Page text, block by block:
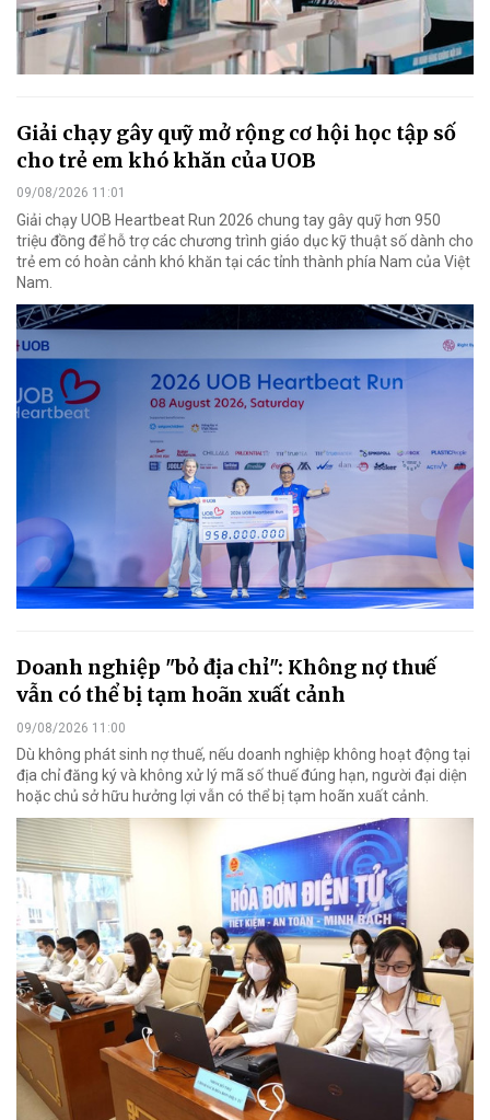
Giải chạy gây quỹ mở rộng cơ hội học tập số
cho trẻ em khó khăn của UOB
09/08/2026 11:01
Giải chạy UOB Heartbeat Run 2026 chung tay gây quỹ hơn 950
triệu đồng để hỗ trợ các chương trình giáo dục kỹ thuật số dành cho
trẻ em có hoàn cảnh khó khăn tại các tỉnh thành phía Nam của Việt
Nam.
Doanh nghiệp "bỏ địa chỉ": Không nợ thuế
vẫn có thể bị tạm hoãn xuất cảnh
09/08/2026 11:00
Dù không phát sinh nợ thuế, nếu doanh nghiệp không hoạt động tại
địa chỉ đăng ký và không xử lý mã số thuế đúng hạn, người đại diện
hoặc chủ sở hữu hưởng lợi vẫn có thể bị tạm hoãn xuất cảnh.